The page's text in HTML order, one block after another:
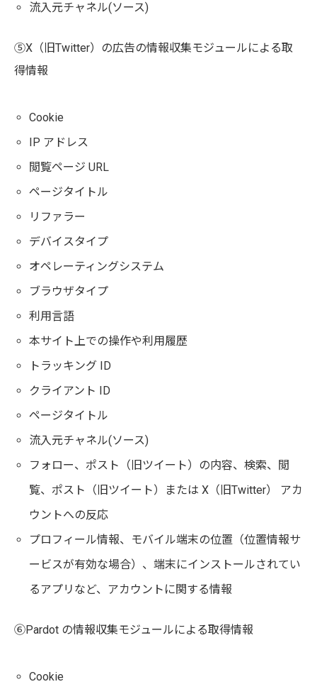
流入元チャネル(ソース)
⑤X（旧Twitter）の広告の情報収集モジュールによる取
得情報
Cookie
IP アドレス
閲覧ページ URL
ページタイトル
リファラー
デバイスタイプ
オペレーティングシステム
ブラウザタイプ
利用言語
本サイト上での操作や利用履歴
トラッキング ID
クライアント ID
ページタイトル
流入元チャネル(ソース)
フォロー、ポスト（旧ツイート）の内容、検索、閲
覧、ポスト（旧ツイート）または X（旧Twitter） アカ
ウントへの反応
プロフィール情報、モバイル端末の位置（位置情報サ
ービスが有効な場合）、端末にインストールされてい
るアプリなど、アカウントに関する情報
⑥Pardot の情報収集モジュールによる取得情報
Cookie